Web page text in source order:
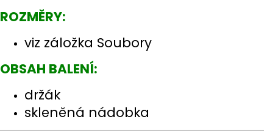
ROZMĚRY:
viz záložka Soubory
OBSAH BALENÍ:
držák
skleněná nádobka